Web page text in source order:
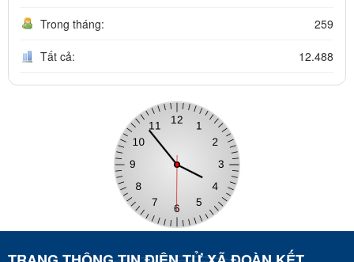
Trong tháng: 259
Tất cả: 12.488